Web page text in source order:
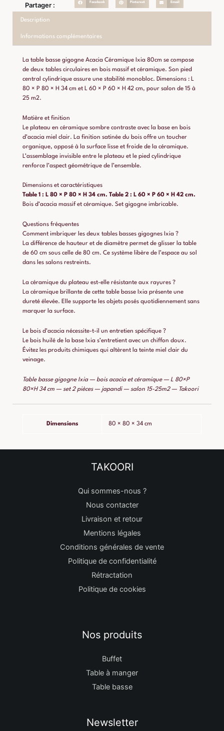
Partager : Facebook Pinterest Email
Description
Informations complémentaires
La table basse gigogne Acacia Céramique Ixia 80cm se compose
de deux tables circulaires en bois massif et céramique. Son pied
central cylindrique assure une stabilité monobloc. Dimensions : L
80 × P 80 × H 34 cm et L 60 × P 60 × H 42 cm, pour salon de 15 à
25 m2.
Matière et finition
Le plateau en céramique sombre contraste avec la base en bois
d’acacia miel clair. La finition satinée du bois offre un toucher
organique, opposé à la surface lisse et froide de la céramique.
L’assemblage invisible entre le plateau et le pied cylindrique
renforce l’aspect géométrique de l’ensemble.
Dimensions et caractéristiques
Table 1 : L 80 × P 80 × H 34 cm. Table 2 : L 60 × P 60 × H 42 cm.
Bois d’acacia massif et céramique. Set gigogne imbricable.
Questions fréquentes
Comment imbriquer les deux tables basses gigognes Ixia ?
La différence de hauteur et de diamètre permet de glisser la table
de 60 cm sous celle de 80 cm. Ce système libère de l’espace au sol
dans les salons restreints.
La céramique du plateau est-elle résistante aux rayures ?
La céramique brillante de cette table basse Ixia présente une
dureté élevée. Elle supporte les objets posés quotidiennement sans
marquer la surface.
Le bois d’acacia nécessite-t-il un entretien spécifique ?
Le bois huilé de la base Ixia s’entretient avec un chiffon doux.
Évitez les produits chimiques qui altèrent la teinte miel clair du
veinage.
Table basse gigogne Ixia — bois acacia et céramique — L 80×P
80×H 34 cm — set 2 pièces — japandi — salon 15-25m2 — Takoori
Dimensions 80 × 80 × 34 cm
TAKOORI
Qui sommes-nous ?
Nous contacter
Livraison et retour
Mentions légales
Conditions générales de vente
Politique de confidentialité
Rétractation
Politique de cookies
Nos produits
Buffet
Table à manger
Table basse
Newsletter